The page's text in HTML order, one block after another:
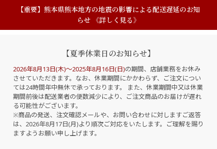
【重要】熊本県熊本地方の地震の影響による配送遅延のお知
らせ 《詳しく見る》
【夏季休業日のお知らせ】
2026年8月13日(木)～2025年8月16日(日)の期間、店舗業務をお休み
させていただきます。なお、休業期間にかかわらず、ご注文につい
ては24時間年中無休で承っております。 また、休業期間中又は休業
期間前後は配送業者の便数減少により、ご注文商品のお届けが遅れ
る可能性がございます。
※商品の発送、注文確認メールや、お問い合わせに対しますご返答
は、2026年8月17日(月)より順次ご対応をいたします。ご理解を賜り
ますようお願い申し上げます。